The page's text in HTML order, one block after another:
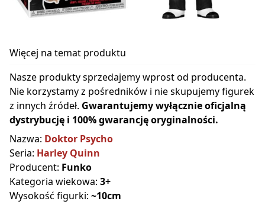
Więcej na temat produktu
Nasze produkty sprzedajemy wprost od producenta.
Nie korzystamy z pośredników i nie skupujemy figurek
z innych źródeł. Gwarantujemy wyłącznie oficjalną
dystrybucję i 100% gwarancję oryginalności.
Nazwa: Doktor Psycho
Seria: Harley Quinn
Producent: Funko
Kategoria wiekowa: 3+
Wysokość figurki: ~10cm